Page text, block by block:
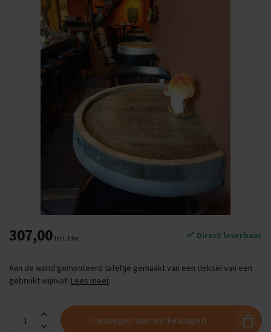
307,00 Incl. btw Direct leverbaar
Aan de wand gemonteerd tafeltje gemaakt van een deksel van een
gebruikt wijnvat! Lees meer.
Toevoegen aan winkelwagen